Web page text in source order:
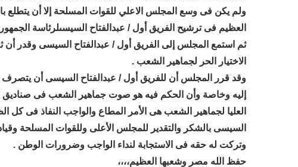
ولم يكن فى وسع المجلس الاعلي للقوات المسلحة إلا أن يتطلع
العظيم فى ترشيح الفريق أول / عبدالفتاح السيسىلرئاسة
ثم استمع المجلس إلى الفريق أول / عبدالفتاح السيسى وقدر أن
الاختيار الحر لجماهير الشعب .
وقد قرر المجلس أن للفريق أول / عبدالفتاح السيسى أن
إليه وخاصة وأن الحكم فيه هو صوت جماهير الشعب فى صناديق
العليا لجماهير الشعب هى الأمر المطاع والواجب النفاذ فى كل
السيسى بالشكر والتقدير للمجلس الأعلى وللقوات المسلحة
وتركت له حقه فى الاستجابة لنداء الواجب وضرورات الوطن .
حفظ الله مصر وشعبها العظيم،،،،